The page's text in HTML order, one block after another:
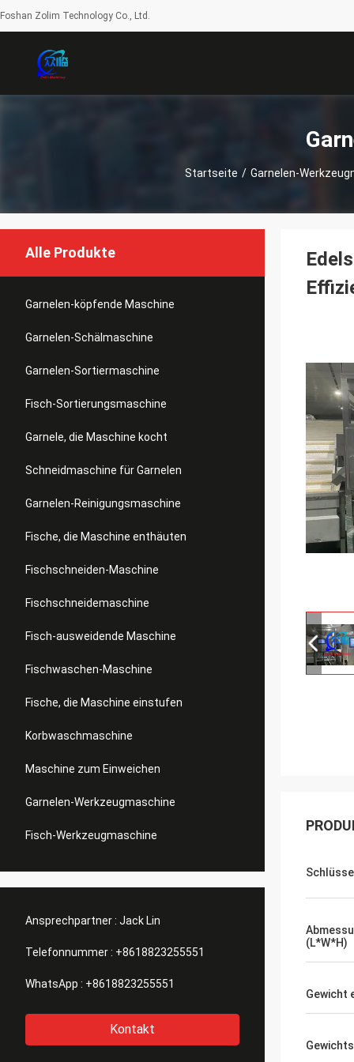
Foshan Zolim Technology Co., Ltd.
Startseite / Garnelen-
Alle Produkte
Garnelen-köpfende Maschine
Garnelen-Schälmaschine
Garnelen-Sortiermaschine
Fisch-Sortierungsmaschine
Garnele, die Maschine kocht
Schneidmaschine für Garnelen
Garnelen-Reinigungsmaschine
Fische, die Maschine enthäuten
Fischschneiden-Maschine
Fischschneidemaschine
Fisch-ausweidende Maschine
Fischwaschen-Maschine
Fische, die Maschine einstufen
Korbwaschmaschine
Maschine zum Einweichen
Garnelen-Werkzeugmaschine
Fisch-Werkzeugmaschine
Ansprechpartner : Jack Lin
Telefonnummer : +8618823255551
WhatsApp : +8618823255551
Kontakt
(L*W*H)
Gewicht